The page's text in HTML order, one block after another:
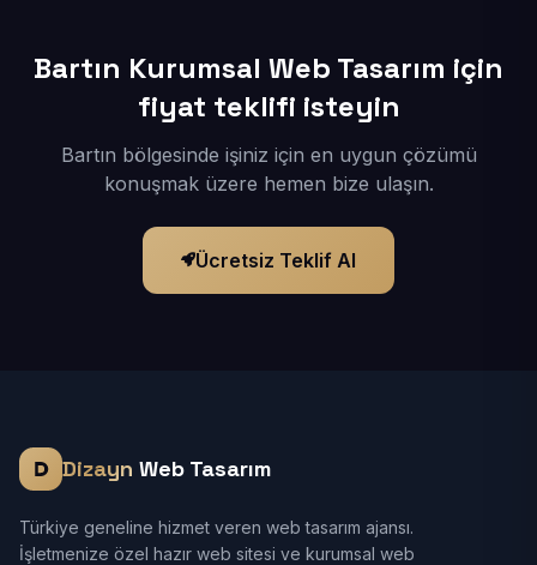
Bartın Kurumsal Web Tasarım için
fiyat teklifi isteyin
Bartın bölgesinde işiniz için en uygun çözümü
konuşmak üzere hemen bize ulaşın.
Ücretsiz Teklif Al
Dizayn Web Tasarım
Türkiye geneline hizmet veren web tasarım ajansı.
İşletmenize özel hazır web sitesi ve kurumsal web